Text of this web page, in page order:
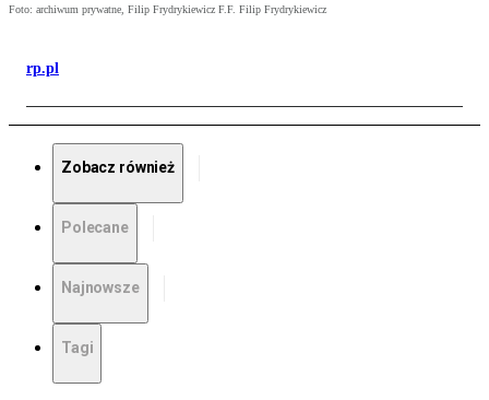
Foto: archiwum prywatne, Filip Frydrykiewicz F.F. Filip Frydrykiewicz
rp.pl
Zobacz również
Polecane
Najnowsze
Tagi